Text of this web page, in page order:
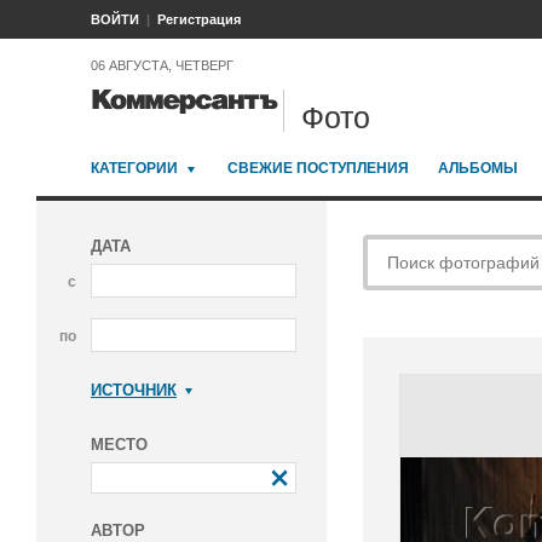
ВОЙТИ Регистрация
06 АВГУСТА, ЧЕТВЕРГ
Фото
КАТЕГОРИИ СВЕЖИЕ ПОСТУПЛЕНИЯ АЛЬБОМЫ
ДАТА
с
по
ИСТОЧНИК
МЕСТО
АВТОР